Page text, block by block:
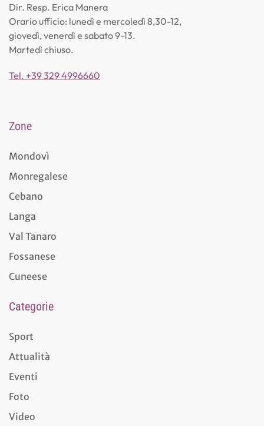
Dir. Resp. Erica Manera
Orario ufficio: lunedì e mercoledì 8,30-12,
giovedì, venerdì e sabato 9-13.
Martedì chiuso.
Tel. +39 329 4996660
Zone
Mondovì
Monregalese
Cebano
Langa
Val Tanaro
Fossanese
Cuneese
Categorie
Sport
Attualità
Eventi
Foto
Video